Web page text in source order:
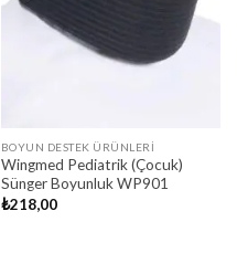
BOYUN DESTEK ÜRÜNLERI
Wingmed Pediatrik (Çocuk)
Sünger Boyunluk WP901
₺218,00